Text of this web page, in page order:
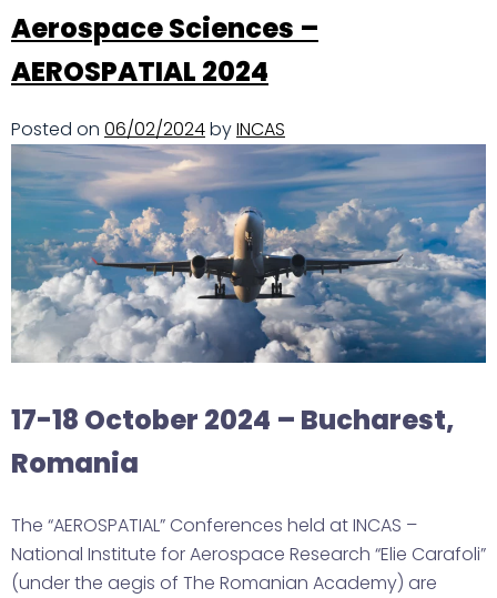
Aerospace Sciences –
AEROSPATIAL 2024
Posted on 06/02/2024byINCAS
17-18 October 2024 – Bucharest,
Romania
The “AEROSPATIAL” Conferences held at INCAS –
National Institute for Aerospace Research “Elie Carafoli”
(under the aegis of The Romanian Academy) are